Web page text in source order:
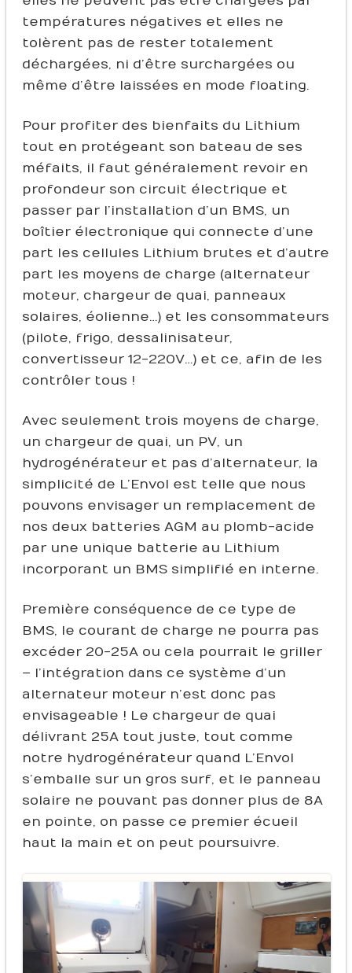
températures négatives et elles ne
tolèrent pas de rester totalement
déchargées, ni d’être surchargées ou
même d’être laissées en mode floating.
Pour profiter des bienfaits du Lithium
tout en protégeant son bateau de ses
méfaits, il faut généralement revoir en
profondeur son circuit électrique et
passer par l’installation d’un BMS, un
boîtier électronique qui connecte d’une
part les cellules Lithium brutes et d’autre
part les moyens de charge (alternateur
moteur, chargeur de quai, panneaux
solaires, éolienne…) et les consommateurs
(pilote, frigo, dessalinisateur,
convertisseur 12-220V…) et ce, afin de les
contrôler tous !
Avec seulement trois moyens de charge,
un chargeur de quai, un PV, un
hydrogénérateur et pas d’alternateur, la
simplicité de L’Envol est telle que nous
pouvons envisager un remplacement de
nos deux batteries AGM au plomb-acide
par une unique batterie au Lithium
incorporant un BMS simplifié en interne.
Première conséquence de ce type de
BMS, le courant de charge ne pourra pas
excéder 20-25A ou cela pourrait le griller
– l’intégration dans ce système d’un
alternateur moteur n’est donc pas
envisageable ! Le chargeur de quai
délivrant 25A tout juste, tout comme
notre hydrogénérateur quand L’Envol
s’emballe sur un gros surf, et le panneau
solaire ne pouvant pas donner plus de 8A
en pointe, on passe ce premier écueil
haut la main et on peut poursuivre.